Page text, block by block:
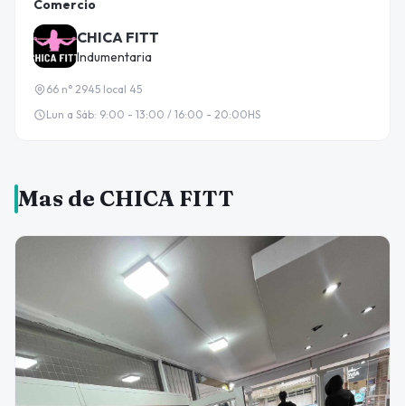
Comercio
CHICA FITT
Indumentaria
66 n° 2945 local 45
Lun a Sáb: 9:00 - 13:00 / 16:00 - 20:00HS
Mas de CHICA FITT